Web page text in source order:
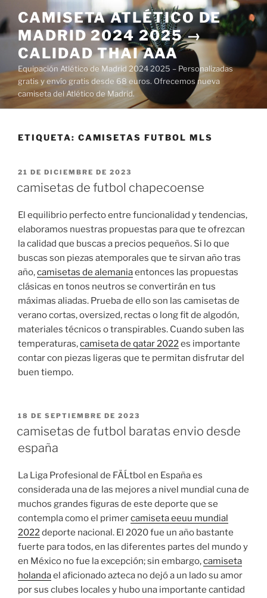
al
contenido
CAMISETA ATLÉTICO DE
MADRID 2024 2025 →
CALIDAD THAI AAA
Equipación Atlético de Madrid 2024 2025 – Personalizadas
gratis y envío gratis desde 68 euros. Ofrecemos nueva
camiseta del Atlético de Madrid.
ETIQUETA: CAMISETAS FUTBOL MLS
PUBLICADO
21 DE DICIEMBRE DE 2023
camisetas de futbol chapecoense
El equilibrio perfecto entre funcionalidad y tendencias,
elaboramos nuestras propuestas para que te ofrezcan
la calidad que buscas a precios pequeños. Si lo que
buscas son piezas atemporales que te sirvan año tras
año,camisetas de alemaniaentonces las propuestas
clásicas en tonos neutros se convertirán en tus
máximas aliadas. Prueba de ello son las camisetas de
verano cortas, oversized, rectas o long fit de algodón,
materiales técnicos o transpirables. Cuando suben las
temperaturas,camiseta de qatar 2022es importante
contar con piezas ligeras que te permitan disfrutar del
buen tiempo.
PUBLICADO
18 DE SEPTIEMBRE DE 2023
camisetas de futbol baratas envio desde
españa
La Liga Profesional de FÄĹtbol en España es
considerada una de las mejores a nivel mundial cuna de
muchos grandes figuras de este deporte que se
contempla como el primercamiseta eeuu mundial
2022deporte nacional. El 2020 fue un año bastante
fuerte para todos, en las diferentes partes del mundo y
en México no fue la excepción; sin embargo,camiseta
holandael aficionado azteca no dejó a un lado su amor
por sus clubes locales y hubo una importante cantidad